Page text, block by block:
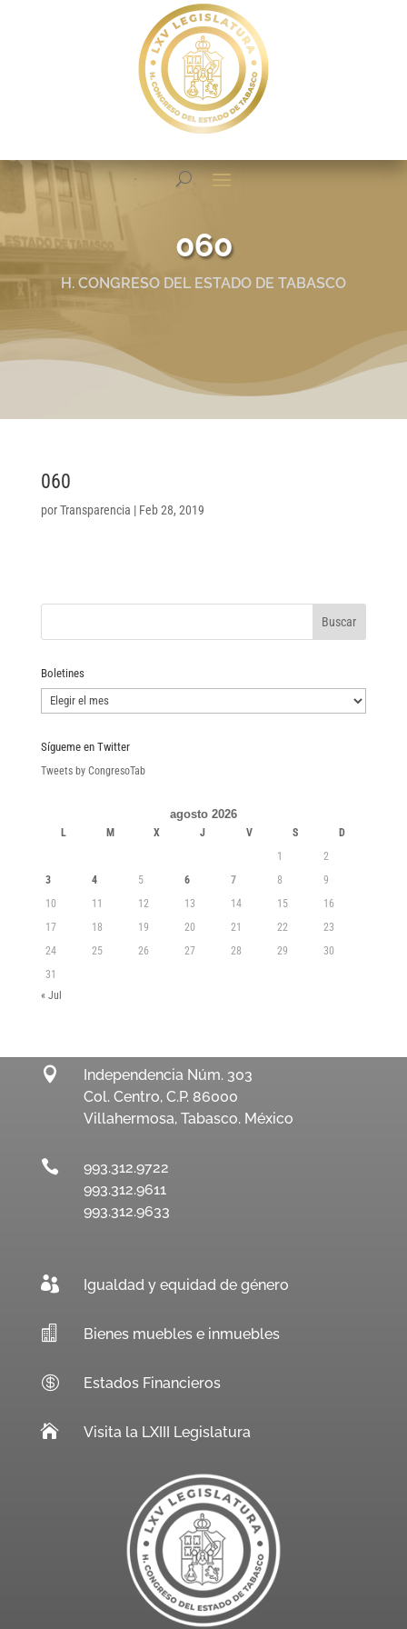
060
H. CONGRESO DEL ESTADO DE TABASCO
060
porTransparencia | Feb 28, 2019
Boletines
Boletines
Sígueme en Twitter
Tweets by CongresoTab
agosto 2026
L M X J V S
D
1
2
3
4 5 6 7 8
9
10
11 12 13 14 15
16
17
18 19 20 21 22
23
24
25 26 27 28 29
30
31
« Jul

Independencia Núm. 303
Col. Centro, C.P. 86000
Villahermosa, Tabasco. México

993.312.9722
993.312.9611
993.312.9633
 Igualdad y equidad de género
 Bienes muebles e inmuebles
 Estados Financieros
 Visita la LXIII Legislatura